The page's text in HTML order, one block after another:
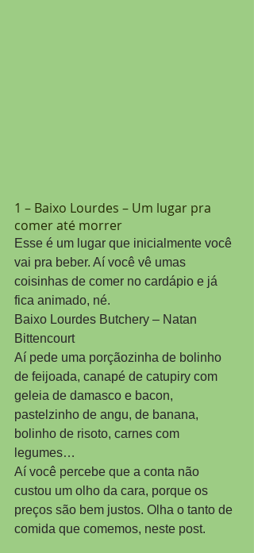
1 – Baixo Lourdes – Um lugar pra
comer até morrer
Esse é um lugar que inicialmente você
vai pra beber. Aí você vê umas
coisinhas de comer no cardápio e já
fica animado, né.
Baixo Lourdes Butchery – Natan
Bittencourt
Aí pede uma porçãozinha de bolinho
de feijoada, canapé de catupiry com
geleia de damasco e bacon,
pastelzinho de angu, de banana,
bolinho de risoto, carnes com
legumes…
Aí você percebe que a conta não
custou um olho da cara, porque os
preços são bem justos. Olha o tanto de
comida que comemos, neste post.